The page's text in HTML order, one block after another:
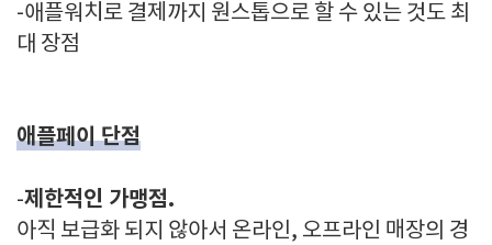
-애플워치로 결제까지 원스톱으로 할 수 있는 것도 최
대 장점
애플페이 단점
-제한적인 가맹점.
아직 보급화 되지 않아서 온라인, 오프라인 매장의 경